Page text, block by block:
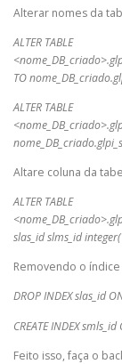
Alterar nomes da
ALTER TABLE
TO
ALTER TABLE
Altare coluna da
ALTER TABLE
slas_id slms_id
Removendo o
DROP INDEX slas_id
CREATE INDEX
Feito isso, faça o